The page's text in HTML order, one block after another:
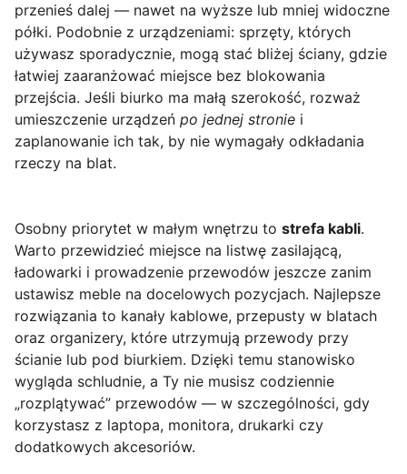
przenieś dalej — nawet na wyższe lub mniej widoczne
półki. Podobnie z urządzeniami: sprzęty, których
używasz sporadycznie, mogą stać bliżej ściany, gdzie
łatwiej zaaranżować miejsce bez blokowania
przejścia. Jeśli biurko ma małą szerokość, rozważ
umieszczenie urządzeń po jednej stronie i
zaplanowanie ich tak, by nie wymagały odkładania
rzeczy na blat.
Osobny priorytet w małym wnętrzu to strefa kabli.
Warto przewidzieć miejsce na listwę zasilającą,
ładowarki i prowadzenie przewodów jeszcze zanim
ustawisz meble na docelowych pozycjach. Najlepsze
rozwiązania to kanały kablowe, przepusty w blatach
oraz organizery, które utrzymują przewody przy
ścianie lub pod biurkiem. Dzięki temu stanowisko
wygląda schludnie, a Ty nie musisz codziennie
„rozplątywać” przewodów — w szczególności, gdy
korzystasz z laptopa, monitora, drukarki czy
dodatkowych akcesoriów.